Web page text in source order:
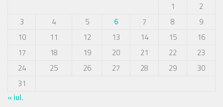
1
2
3
4 5 6 7 8
9
10
11 12 13 14 15
16
17
18 19 20 21 22
23
24
25 26 27 28 29
30
31
« iul.